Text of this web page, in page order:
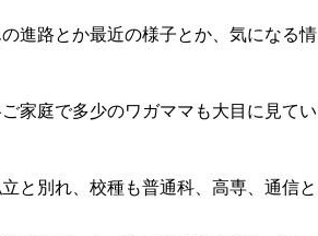
進路とか最近の様子とか、気になる情
家庭で多少のワガママも大目に見てい
と別れ、校種も普通科、高専、通信と